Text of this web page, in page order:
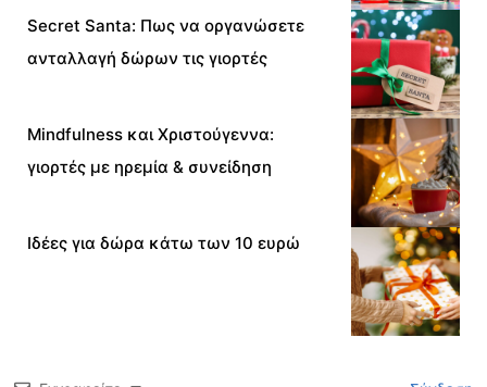
Secret Santa: Πως να οργανώσετε
ανταλλαγή δώρων τις γιορτές
Mindfulness και Χριστούγεννα:
γιορτές με ηρεμία & συνείδηση
Ιδέες για δώρα κάτω των 10 ευρώ